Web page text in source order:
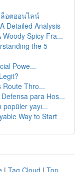
อตออนไลน์
Detailed Analysis
Spicy Fra...
the 5
Powe...
Route Thro...
para Hos...
yayı...
Way to Start
| Tag Cloud | Top